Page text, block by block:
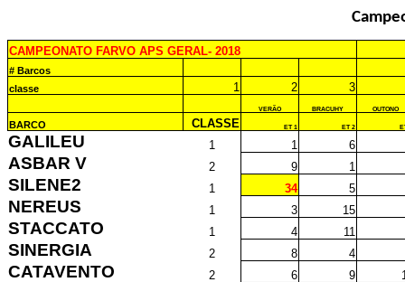
CAMPEONATO FARVO APS GERAL- 2018
# Barcos
classe
1 2 3
VERÃO BRACUHY OUTONO
BARCO CLASSE ET 1 ET 2
GALILEU 1 1 6
ASBAR V 2 9 1
SILENE2 1 34 5
NEREUS 1 3 15
STACCATO 1 4 11
SINERGIA 2 8 4
CATAVENTO 2 6 9